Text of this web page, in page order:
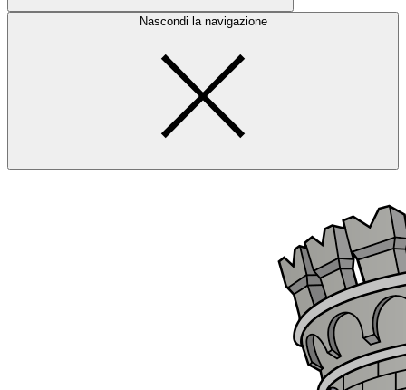
Nascondi la navigazione